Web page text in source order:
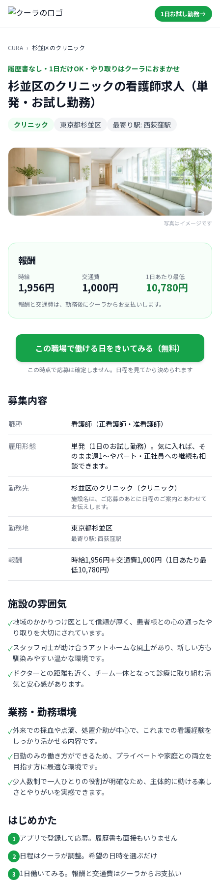
1日お試し勤務
CURA › 杉並区のクリニック
履歴書なし・1日だけOK・やり取りはクーラにおまかせ
杉並区のクリニックの看護師求人（単
発・お試し勤務）
クリニック 東京都杉並区 最寄り駅: 西荻窪駅
写真はイメージです
報酬
時給
1,956円
交通費
1,000円
1日あたり最低
10,780円
報酬と交通費は、勤務後にクーラからお支払いします。
この職場で働ける日をきいてみる（無料）
この時点で応募は確定しません。日程を見てから決められます
募集内容
職種 看護師（正看護師・准看護師）
雇用形態
単発（1日のお試し勤務）。気に入れば、そ
のまま週1〜やパート・正社員への継続も相
談できます。
勤務先 杉並区のクリニック（クリニック）
施設名は、ご応募のあとに日程のご案内とあわせて
お伝えします。
勤務地 東京都杉並区
最寄り駅: 西荻窪駅
報酬
時給1,956円＋交通費1,000円（1日あたり最
低10,780円）
施設の雰囲気
✓地域のかかりつけ医として信頼が厚く、患者様との心の通ったや
り取りを大切にされています。
✓スタッフ同士が助け合うアットホームな風土があり、新しい方も
馴染みやすい温かな環境です。
✓ ドクターとの距離も近く、チーム一体となって診療に取り組む活
気と安心感があります。
業務・勤務環境
✓外来での採血や点滴、処置介助が中心で、これまでの看護経験を
しっかり活かせる内容です。
✓日勤のみの働き方ができるため、プライベートや家庭との両立を
目指す方に最適な環境です。
✓少人数制で一人ひとりの役割が明確なため、主体的に動ける楽し
さとやりがいを実感できます。
はじめかた
1 アプリで登録して応募。履歴書も面接もいりません
2 日程はクーラが調整。希望の日時を選ぶだけ
3 1日働いてみる。報酬と交通費はクーラからお支払い